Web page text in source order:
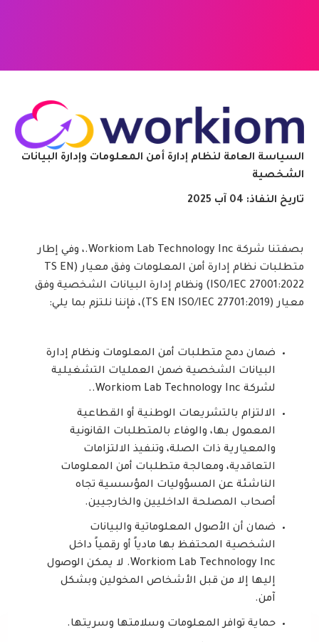
السياسة العامة لنظام إدارة أمن المعلومات وإدارة البيانات
الشخصية
تاريخ النفاذ: 04 آب 2025
بصفتنا شركة Workiom Lab Technology Inc.، وفي إطار
متطلبات نظام إدارة أمن المعلومات وفق معيار (TS EN
ISO/IEC 27001:2022) ونظام إدارة البيانات الشخصية وفق
معيار (TS EN ISO/IEC 27701:2019)، فإننا نلتزم بما يلي:
ضمان دمج متطلبات أمن المعلومات ونظام إدارة
البيانات الشخصية ضمن العمليات التشغيلية
لشركة Workiom Lab Technology Inc..
الالتزام بالتشريعات الوطنية أو القطاعية
المعمول بها، والوفاء بالمتطلبات القانونية
والمعيارية ذات الصلة، وتنفيذ الالتزامات
التعاقدية، ومعالجة متطلبات أمن المعلومات
الناشئة عن المسؤوليات المؤسسية تجاه
أصحاب المصلحة الداخليين والخارجيين.
ضمان أن الأصول المعلوماتية والبيانات
الشخصية المحتفظ بها مادياً أو رقمياً داخل
Workiom Lab Technology Inc. لا يمكن الوصول
إليها إلا من قبل الأشخاص المخولين وبشكل
آمن.
حماية توافر المعلومات وسلامتها وسريتها.